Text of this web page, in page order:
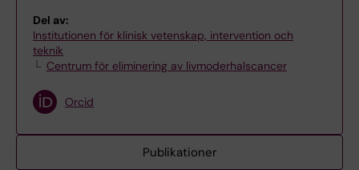
Del av:
Institutionen för klinisk vetenskap, intervention och
teknik
Centrum för eliminering av livmoderhalscancer
Orcid
Publikationer